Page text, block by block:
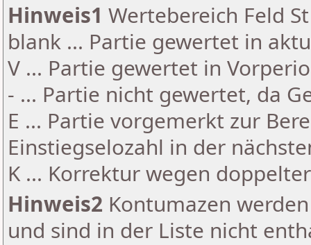
Hinweis1 Wertebereich Feld
blank ... Partie gewertet in
V ... Partie gewertet in
- ... Partie nicht gewertet, da
E ... Partie vorgemerkt zur
Einstiegselozahl in der
K ... Korrektur wegen
Hinweis2 Kontumazen
und sind in der Liste nicht